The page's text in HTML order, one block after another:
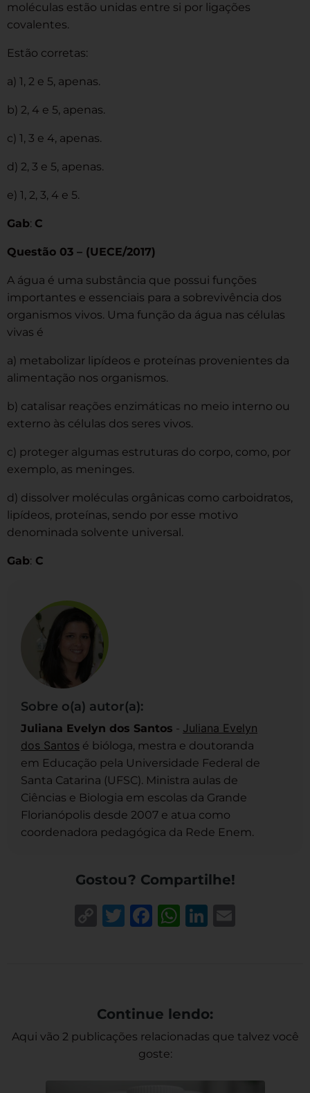
moléculas estão unidas entre si por ligações
covalentes.
Estão corretas:
a) 1, 2 e 5, apenas.
b) 2, 4 e 5, apenas.
c) 1, 3 e 4, apenas.
d) 2, 3 e 5, apenas.
e) 1, 2, 3, 4 e 5.
Gab: C
Questão 03 – (UECE/2017)
A água é uma substância que possui funções
importantes e essenciais para a sobrevivência dos
organismos vivos. Uma função da água nas células
vivas é
a) metabolizar lipídeos e proteínas provenientes da
alimentação nos organismos.
b) catalisar reações enzimáticas no meio interno ou
externo às células dos seres vivos.
c) proteger algumas estruturas do corpo, como, por
exemplo, as meninges.
d) dissolver moléculas orgânicas como carboidratos,
lipídeos, proteínas, sendo por esse motivo
denominada solvente universal.
Gab: C
Sobre o(a) autor(a):
Juliana Evelyn dos Santos - Juliana Evelyn
dos Santos é bióloga, mestra e doutoranda
em Educação pela Universidade Federal de
Santa Catarina (UFSC). Ministra aulas de
Ciências e Biologia em escolas da Grande
Florianópolis desde 2007 e atua como
coordenadora pedagógica da Rede Enem.
Gostou? Compartilhe!
CopyTwitter
Facebook
WhatsApp
LinkedIn
Continue lendo:
Aqui vão 2 publicações relacionadas que talvez você
goste: